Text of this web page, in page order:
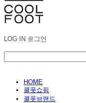
LOG IN 로그인
HOME
쿨풋쇼핑
쿨풋브랜드